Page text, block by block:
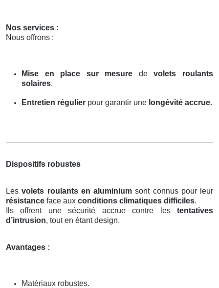
Nos services :
Nous offrons :
Mise en place sur mesure devolets roulants
solaires.
Entretien régulier pour garantir une longévité accrue.
Dispositifs robustes
Lesvolets roulants en aluminium sont connus pour leur
résistance face aux conditions climatiques difficiles.
Ils offrent une sécurité accrue contre les tentatives
d’intrusion, tout en étant design.
Avantages :
Matériaux robustes.